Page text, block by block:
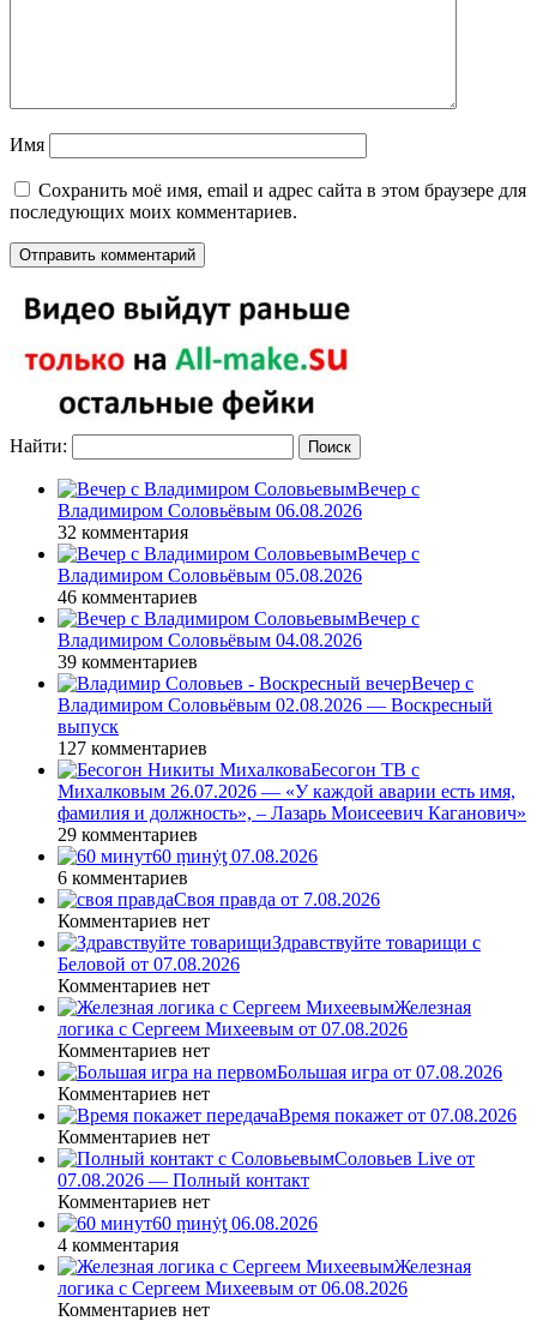
Имя
Сохранить моё имя, email и адрес сайта в этом браузере для
последующих моих комментариев.
Найти:
Вечер с
Владимиром Соловьёвым 06.08.2026
32 комментария
Вечер с
Владимиром Соловьёвым 05.08.2026
46 комментариев
Вечер с
Владимиром Соловьёвым 04.08.2026
39 комментариев
Вечер с
Владимиром Соловьёвым 02.08.2026 — Воскресный
выпуск
127 комментариев
Бесогон ТВ с
Михалковым 26.07.2026 — «У каждой аварии есть имя,
фамилия и должность», – Лазарь Моисеевич Каганович»
29 комментариев
60 ṃинẏƫ 07.08.2026
6 комментариев
Своя правда от 7.08.2026
Комментариев нет
Здравствуйте товарищи с
Беловой от 07.08.2026
Комментариев нет
Железная
логика с Сергеем Михеевым от 07.08.2026
Комментариев нет
Большая игра от 07.08.2026
Комментариев нет
Время покажет от 07.08.2026
Комментариев нет
Соловьев Live от
07.08.2026 — Полный контакт
Комментариев нет
60 ṃинẏƫ 06.08.2026
4 комментария
Железная
логика с Сергеем Михеевым от 06.08.2026
Комментариев нет